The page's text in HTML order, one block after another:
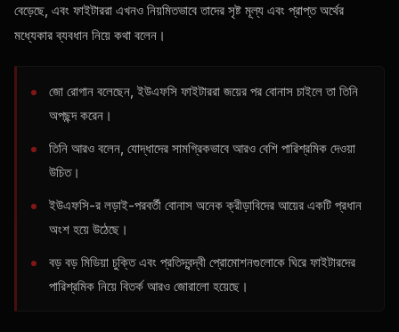
বেড়েছে, এবং ফাইটাররা এখনও নিয়মিতভাবে তাদের সৃষ্ট মূল্য এবং প্রাপ্ত অর্থের
মধ্যেকার ব্যবধান নিয়ে কথা বলেন।
জো রোগান বলেছেন, ইউএফসি ফাইটাররা জয়ের পর বোনাস চাইলে তা তিনি
অপছন্দ করেন।
তিনি আরও বলেন, যোদ্ধাদের সামগ্রিকভাবে আরও বেশি পারিশ্রমিক দেওয়া
উচিত।
ইউএফসি-র লড়াই-পরবর্তী বোনাস অনেক ক্রীড়াবিদের আয়ের একটি প্রধান
অংশ হয়ে উঠেছে।
বড় বড় মিডিয়া চুক্তি এবং প্রতিদ্বন্দ্বী প্রোমোশনগুলোকে ঘিরে ফাইটারদের
পারিশ্রমিক নিয়ে বিতর্ক আরও জোরালো হয়েছে।